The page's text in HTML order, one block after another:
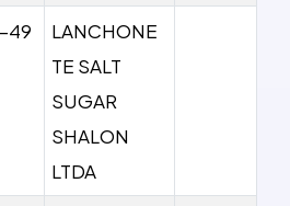
49
LANCHONE
TE SALT
SUGAR
SHALON
LTDA